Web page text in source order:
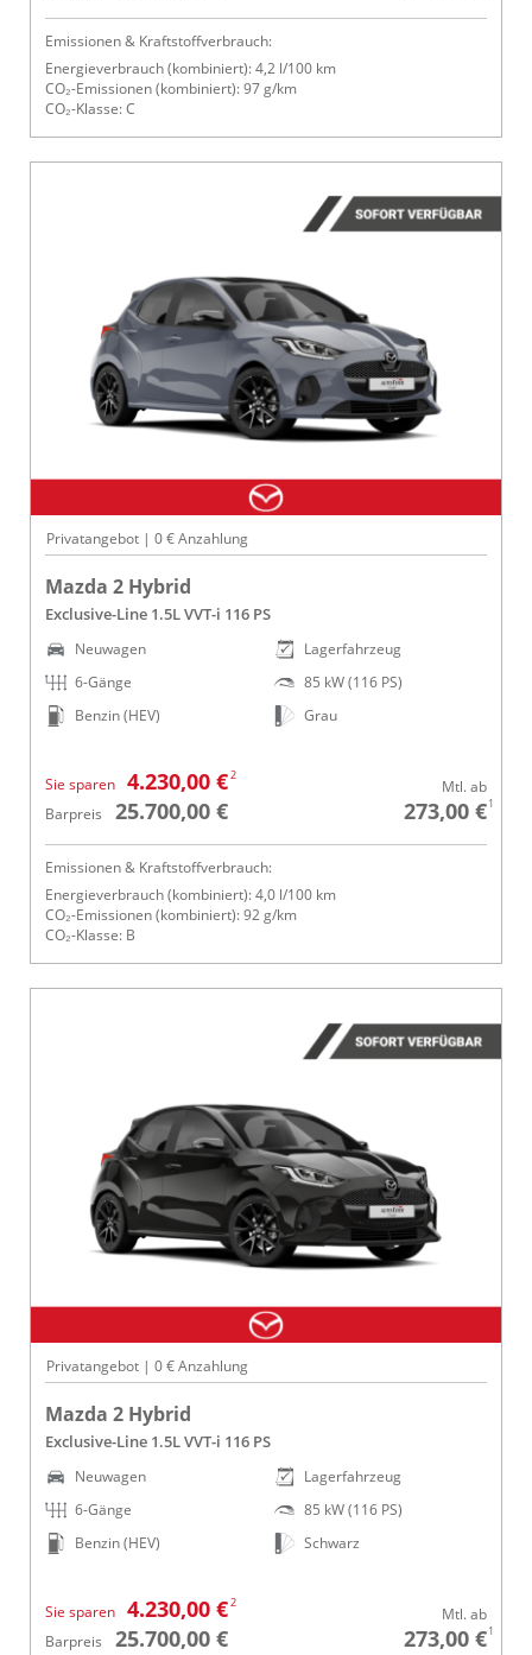
Emissionen & Kraftstoffverbrauch:
Energieverbrauch (kombiniert): 4,2 l/100 km
CO₂-Emissionen (kombiniert): 97 g/km
CO₂-Klasse: C
Privatangebot | 0 € Anzahlung
Mazda 2 Hybrid
Exclusive-Line 1.5L VVT-i 116 PS
Neuwagen
6-Gänge
Benzin (HEV)
Lagerfahrzeug
85 kW (116 PS)
Grau
Sie sparen 4.230,00 €2
Barpreis 25.700,00 €
Mtl. ab
273,00 €1
Emissionen & Kraftstoffverbrauch:
Energieverbrauch (kombiniert): 4,0 l/100 km
CO₂-Emissionen (kombiniert): 92 g/km
CO₂-Klasse: B
Privatangebot | 0 € Anzahlung
Mazda 2 Hybrid
Exclusive-Line 1.5L VVT-i 116 PS
Neuwagen
6-Gänge
Benzin (HEV)
Lagerfahrzeug
85 kW (116 PS)
Schwarz
Sie sparen 4.230,00 €2
Barpreis 25.700,00 €
Mtl. ab
273,00 €1